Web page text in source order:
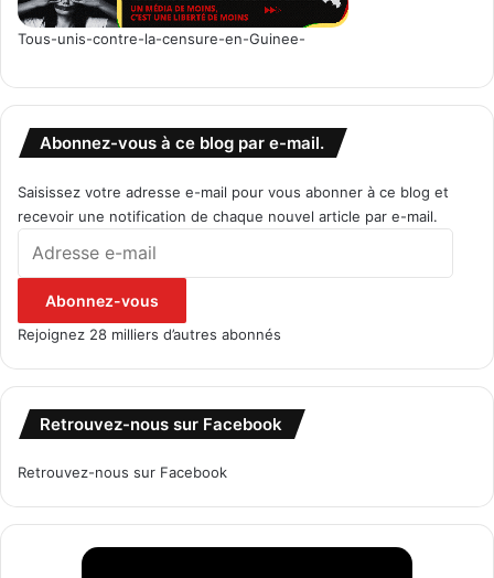
Tous-unis-contre-la-censure-en-Guinee-
Abonnez-vous à ce blog par e-mail.
Saisissez votre adresse e-mail pour vous abonner à ce blog et
recevoir une notification de chaque nouvel article par e-mail.
Abonnez-vous
Rejoignez 28 milliers d’autres abonnés
Retrouvez-nous sur Facebook
Retrouvez-nous sur Facebook